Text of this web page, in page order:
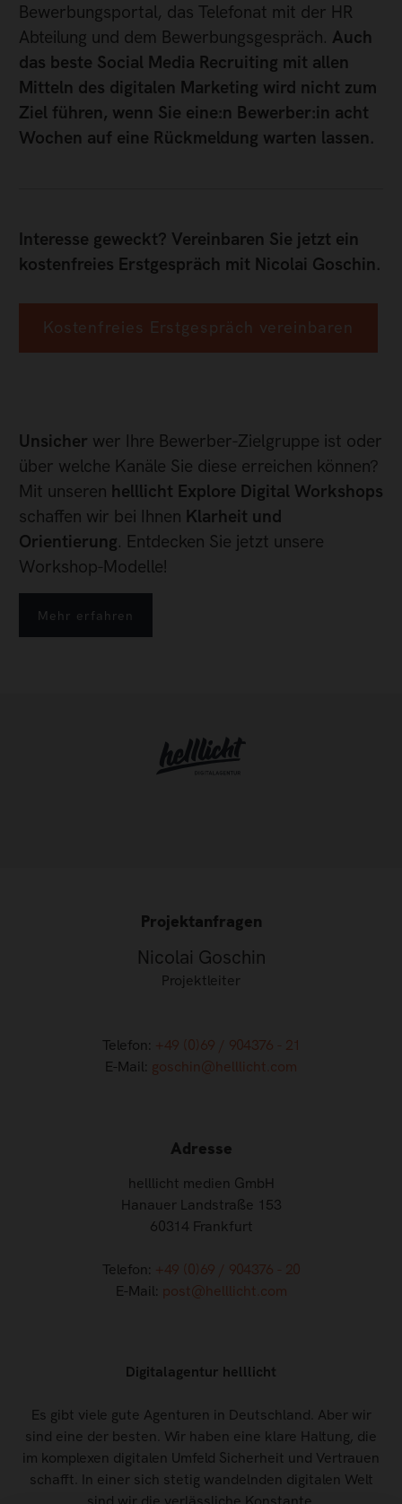
Bewerbungsportal, das Telefonat mit der HR
Abteilung und dem Bewerbungsgespräch. Auch
das beste Social Media Recruiting mit allen
Mitteln des digitalen Marketing wird nicht zum
Ziel führen, wenn Sie eine:n Bewerber:in acht
Wochen auf eine Rückmeldung warten lassen.
Interesse geweckt? Vereinbaren Sie jetzt ein
kostenfreies Erstgespräch mit Nicolai Goschin.
Kostenfreies Erstgespräch vereinbaren
Unsicher wer Ihre Bewerber-Zielgruppe ist oder
über welche Kanäle Sie diese erreichen können?
Mit unseren helllicht Explore Digital Workshops
schaffen wir bei Ihnen Klarheit und
Orientierung. Entdecken Sie jetzt unsere
Workshop-Modelle!
Mehr erfahren
Projektanfragen
Nicolai Goschin
Projektleiter
Telefon: +49 (0)69 / 904376 - 21
E-Mail: goschin@helllicht.com
Adresse
helllicht medien GmbH
Hanauer Landstraße 153
60314 Frankfurt
Telefon: +49 (0)69 / 904376 - 20
E-Mail: post@helllicht.com
Digitalagentur helllicht
Es gibt viele gute Agenturen in Deutschland. Aber wir
sind eine der besten. Wir haben eine klare Haltung, die
im komplexen digitalen Umfeld Sicherheit und Vertrauen
schafft. In einer sich stetig wandelnden digitalen Welt